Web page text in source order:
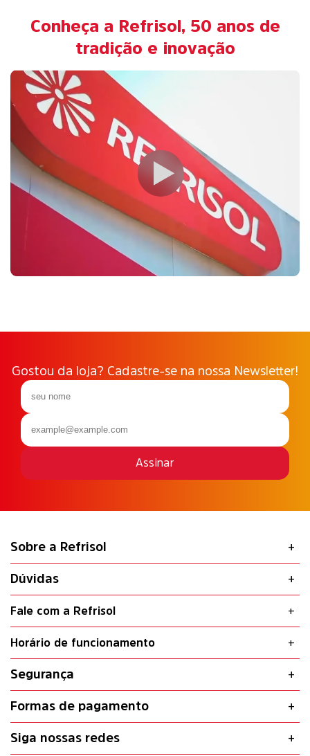
Conheça a Refrisol, 50 anos de
tradição e inovação
Gostou da loja? Cadastre-se na nossa Newsletter!
Assinar
Sobre a Refrisol
Dúvidas
Fale com a Refrisol
Horário de funcionamento
Segurança
Formas de pagamento
Siga nossas redes